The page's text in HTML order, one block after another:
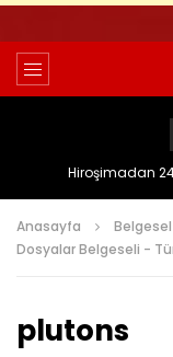
Hiroşimadan
Anasayfa
Dosyalar Belgeseli -
plutons